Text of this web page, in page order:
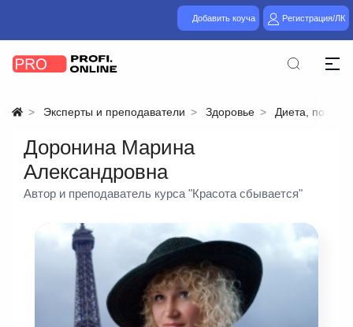
Добавить коуча Регистрация/ЛК
Эксперты и преподаватели Здоровье Диета,
Доронина Марина
Александровна
Автор и преподаватель курса "Красота сбывается"